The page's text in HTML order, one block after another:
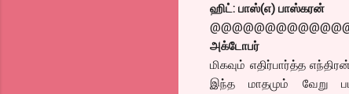
ஹிட்: பாஸ்(எ) பாஸ்கரன்
அக்டோபர்
மிகவும் எதிர்பார்த்த
இந்த மாதமும் வேறு